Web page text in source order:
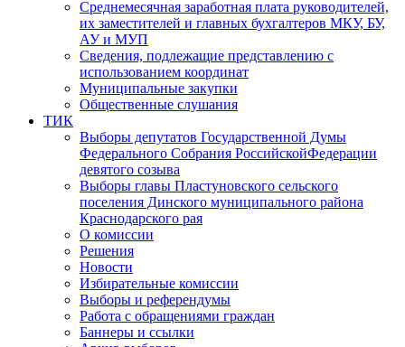
Среднемесячная заработная плата руководителей,
их заместителей и главных бухгалтеров МКУ, БУ,
АУ и МУП
Сведения, подлежащие представлению с
использованием координат
Муниципальные закупки
Общественные слушания
ТИК
Выборы депутатов Государственной Думы
Федерального Собрания РоссийскойФедерации
девятого созыва
Выборы главы Пластуновского сельского
поселения Динского муниципального района
Краснодарского рая
О комиссии
Решения
Новости
Избирательные комиссии
Выборы и референдумы
Работа с обращениями граждан
Баннеры и ссылки